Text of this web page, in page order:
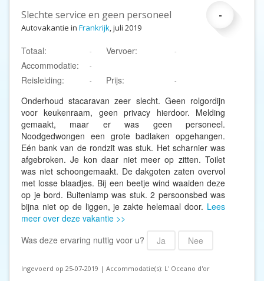
-
Slechte service en geen personeel
Autovakantie in Frankrijk, juli 2019
Totaal: - Vervoer: -
Accommodatie: -
Reisleiding: - Prijs: -
Onderhoud stacaravan zeer slecht. Geen rolgordijn
voor keukenraam, geen privacy hierdoor. Melding
gemaakt, maar er was geen personeel.
Noodgedwongen een grote badlaken opgehangen.
Eén bank van de rondzit was stuk. Het scharnier was
afgebroken. Je kon daar niet meer op zitten. Toilet
was niet schoongemaakt. De dakgoten zaten overvol
met losse blaadjes. Bij een beetje wind waaiden deze
op je bord. Buitenlamp was stuk. 2 persoonsbed was
bijna niet op de liggen, je zakte helemaal door. Lees
meer over deze vakantie >>
Was deze ervaring nuttig voor u?
Ja Nee
Ingevoerd op 25-07-2019 | Accommodatie(s): L' Oceano d'or